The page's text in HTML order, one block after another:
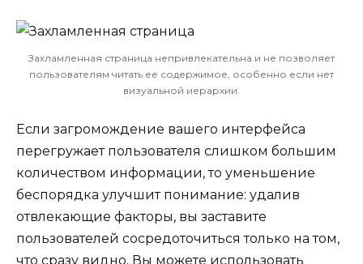
Захламленная страница непривлекательна и не позволяет
пользователям читать ее содержимое, особенно если нет
визуальной иерархии.
Если загромождение вашего интерфейса
перегружает пользователя слишком большим
количеством информации, то уменьшение
беспорядка улучшит понимание: удалив
отвлекающие факторы, вы заставите
пользователей сосредоточиться только на том,
что сразу видно. Вы можете использовать